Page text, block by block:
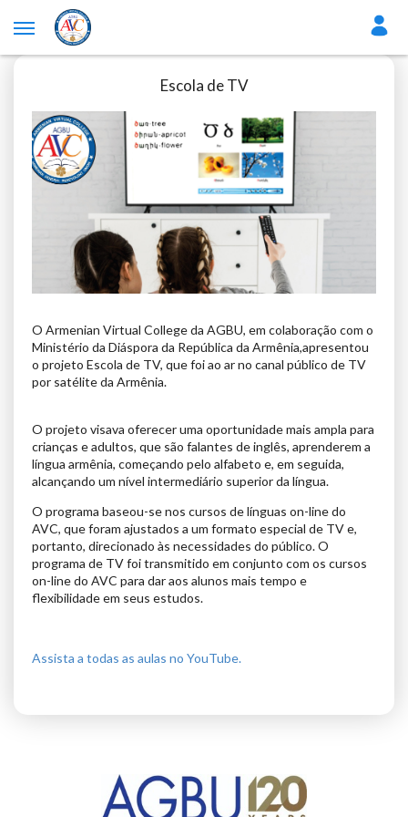
Escola de TV
O Armenian Virtual College da AGBU, em colaboração com o
Ministério da Diáspora da República da Armênia,apresentou
o projeto Escola de TV, que foi ao ar no canal público de TV
por satélite da Armênia.
O projeto visava oferecer uma oportunidade mais ampla para
crianças e adultos, que são falantes de inglês, aprenderem a
língua armênia, começando pelo alfabeto e, em seguida,
alcançando um nível intermediário superior da língua.
O programa baseou-se nos cursos de línguas on-line do
AVC, que foram ajustados a um formato especial de TV e,
portanto, direcionado às necessidades do público. O
programa de TV foi transmitido em conjunto com os cursos
on-line do AVC para dar aos alunos mais tempo e
flexibilidade em seus estudos.
Assista a todas as aulas no YouTube.